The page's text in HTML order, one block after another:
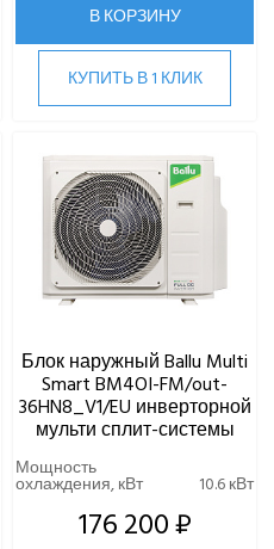
В КОРЗИНУ
КУПИТЬ В 1 КЛИК
Блок наружный Ballu Multi
Smart BM4OI-FM/out-
36HN8_V1/EU инверторной
мульти сплит-системы
Мощность
охлаждения, кВт 10.6 кВт
176 200 ₽